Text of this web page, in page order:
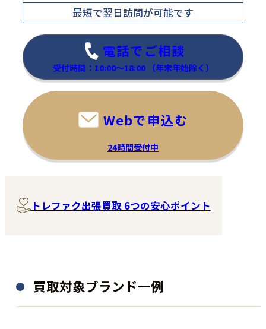
最短で翌日訪問が可能です
電話でご相談
受付時間：10:00～18:00 （年末年始除く）
Webで申込む
24時間受付中
トレファク出張買取 6つの安心ポイント
買取対象ブランド一例